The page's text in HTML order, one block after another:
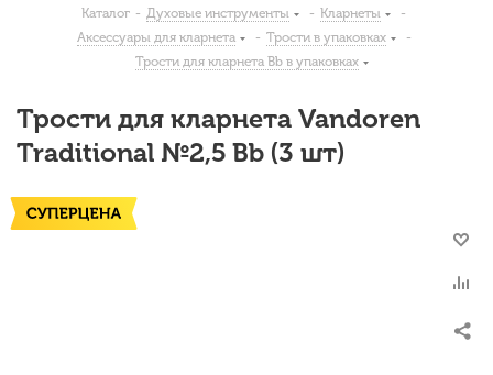
Каталог - Духовые инструменты - Кларнеты
-
Аксессуары для кларнета
- Трости в упаковках
-
Трости для кларнета Bb в упаковках
Трости для кларнета Vandoren
Traditional №2,5 Bb (3 шт)